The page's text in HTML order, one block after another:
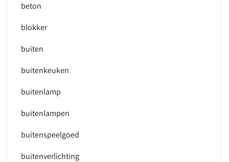
beton
blokker
buiten
buitenkeuken
buitenlamp
buitenlampen
buitenspeelgoed
buitenverlichting